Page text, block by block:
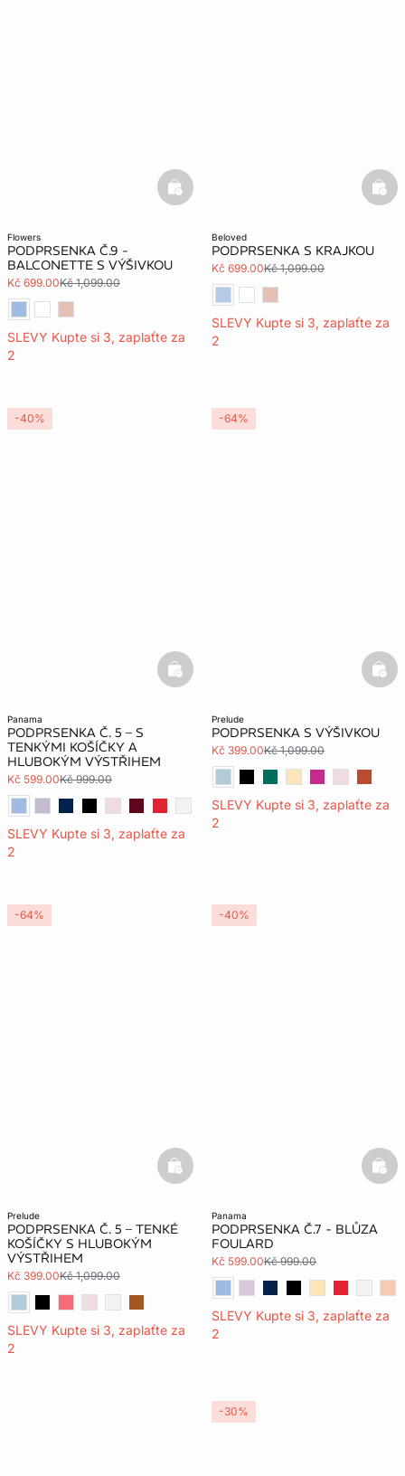
flowers
PODPRSENKA Č.9 -
BALCONETTE S VÝŠIVKOU
Kč 699.00Kč 1,099.00
SLEVY Kupte si 3, zaplaťte za
2
basketfull
beloved
PODPRSENKA S KRAJKOU
Kč 699.00Kč 1,099.00
SLEVY Kupte si 3, zaplaťte za
2
panama
PODPRSENKA Č. 5 – S
TENKÝMI KOŠÍČKY A
HLUBOKÝM VÝSTŘIHEM
Kč 599.00Kč 999.00
SLEVY Kupte si 3, zaplaťte za
2
basketfull
-40%
prelude
PODPRSENKA S VÝŠIVKOU
Kč 399.00Kč 1,099.00
SLEVY Kupte si 3, zaplaťte za
2
-64%
prelude
PODPRSENKA Č. 5 – TENKÉ
KOŠÍČKY S HLUBOKÝM
VÝSTŘIHEM
Kč 399.00Kč 1,099.00
SLEVY Kupte si 3, zaplaťte za
2
basketfull
-64%
panama
PODPRSENKA Č.7 - BLŮZA
FOULARD
Kč 599.00Kč 999.00
SLEVY Kupte si 3, zaplaťte za
2
-40%
-30%